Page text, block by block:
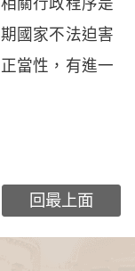
國家不法迫害
當性，有進一
回最上面